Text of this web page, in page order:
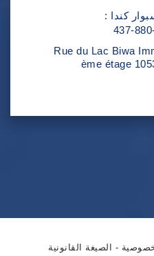
كندا :
Rue du Lac Biwa
ème étage
- الصيغة القانونية